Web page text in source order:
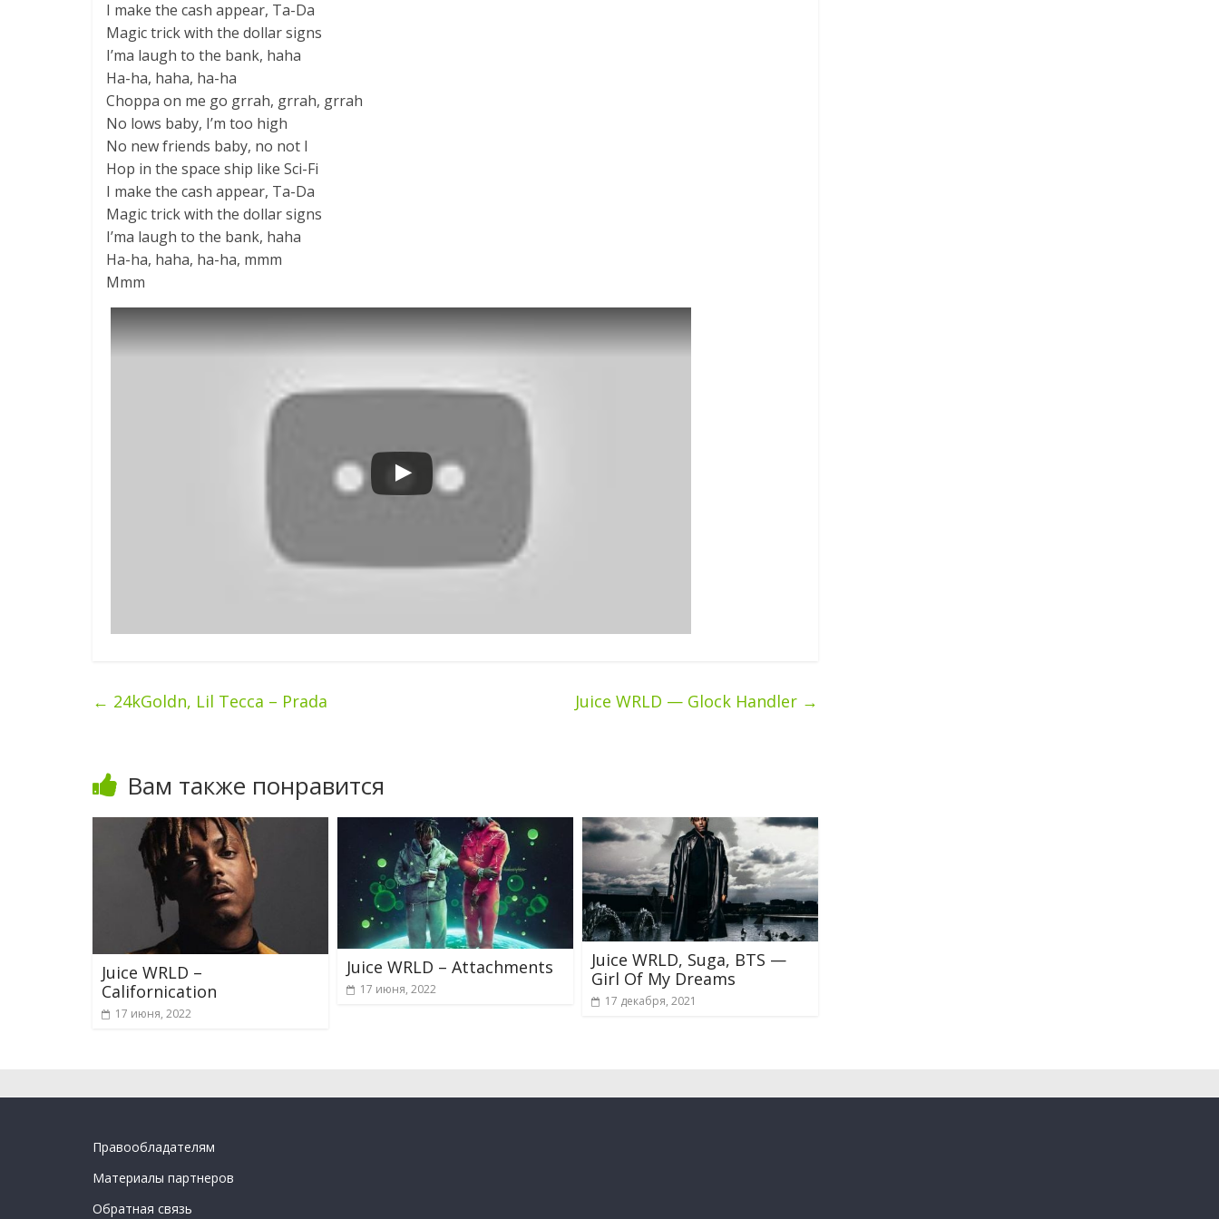
I make the cash appear, Ta-Da
Magic trick with the dollar signs
I’ma laugh to the bank, haha
Ha-ha, haha, ha-ha
Choppa on me go grrah, grrah, grrah
No lows baby, I’m too high
No new friends baby, no not I
Hop in the space ship like Sci-Fi
I make the cash appear, Ta-Da
Magic trick with the dollar signs
I’ma laugh to the bank, haha
Ha-ha, haha, ha-ha, mmm
Mmm
← 24kGoldn, Lil Tecca – Prada Juice WRLD — Glock Handler →
Вам также понравится
Juice WRLD –
Californication
17 июня, 2022
Juice WRLD – Attachments
17 июня, 2022
Juice WRLD, Suga, BTS —
Girl Of My Dreams
17 декабря, 2021
Правообладателям
Материалы партнеров
Обратная связь